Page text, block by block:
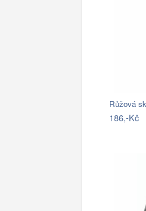
Růžová
186,-Kč